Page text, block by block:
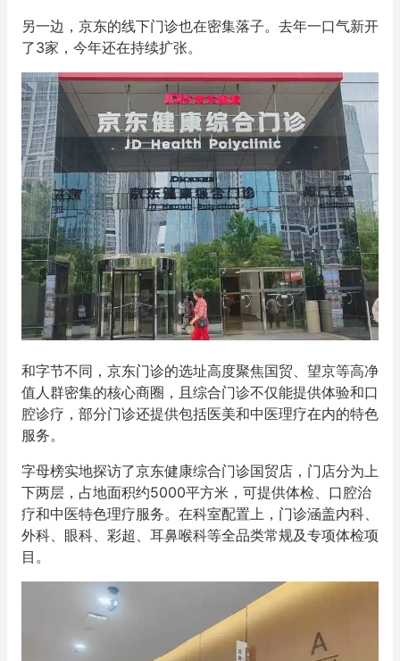
另一边，京东的线下门诊也在密集落子。去年一口气新开
了3家，今年还在持续扩张。
和字节不同，京东门诊的选址高度聚焦国贸、望京等高净
值人群密集的核心商圈，且综合门诊不仅能提供体验和口
腔诊疗，部分门诊还提供包括医美和中医理疗在内的特色
服务。
字母榜实地探访了京东健康综合门诊国贸店，门店分为上
下两层，占地面积约5000平方米，可提供体检、口腔治
疗和中医特色理疗服务。在科室配置上，门诊涵盖内科、
外科、眼科、彩超、耳鼻喉科等全品类常规及专项体检项
目。